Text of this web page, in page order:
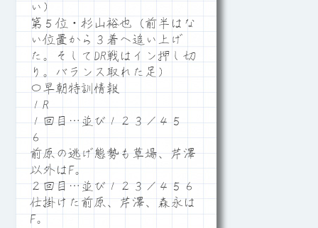
い）
第５位・杉山裕也（前半はな
い位置から３着へ追い上げ
た。そしてDR戦はイン押し切
り。バランス取れた足）
〇早朝特訓情報
１R
１回目…並び１２３／４５
６
前原の逃げ態勢も草場、芹澤
以外はF。
２回目…並び１２３／４５６
仕掛けた前原、芹澤、森永は
F。